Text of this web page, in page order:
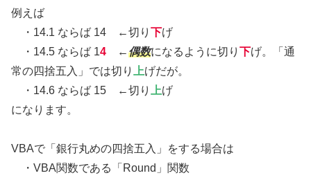
例えば
・14.1 ならば 14 ←切り 下げ
・14.5 ならば 14 ←偶数になるように切り 下げ。「通
常の四捨五入」では切り
上げだが。
・14.6 ならば 15 ←切り
上げ
になります。
VBAで「銀行丸めの四捨五入」をする場合は
・VBA関数である「Round」関数